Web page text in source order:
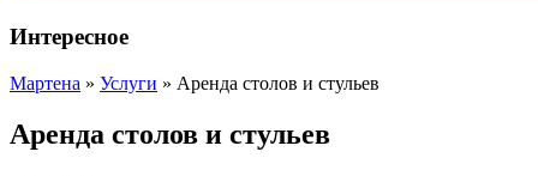
Интересное
Мартена » Услуги » Аренда столов и стульев
Аренда столов и стульев